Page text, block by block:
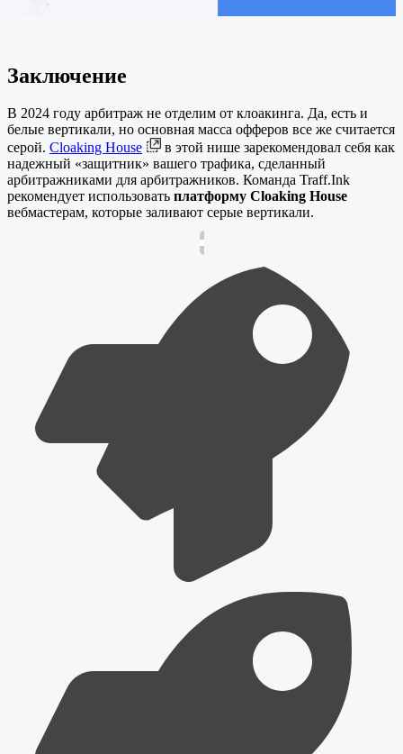
Заключение
В 2024 году арбитраж не отделим от клоакинга. Да, есть и
белые вертикали, но основная масса офферов все же считается
серой. Cloaking House
в этой нише зарекомендовал себя как
надежный «защитник» вашего трафика, сделанный
арбитражниками для арбитражников. Команда Traff.Ink
рекомендует использовать платформу Cloaking House
вебмастерам, которые заливают серые вертикали.